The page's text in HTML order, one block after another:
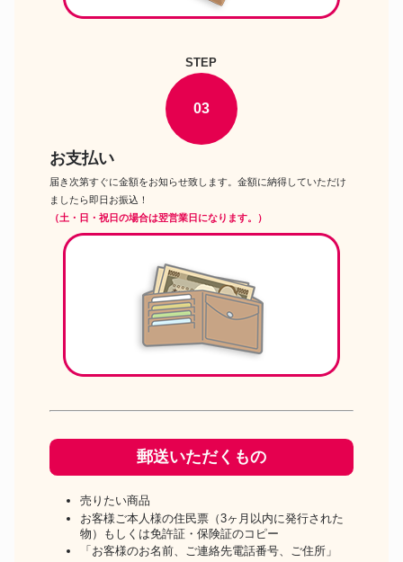
STEP
03
お支払い
届き次第すぐに金額をお知らせ致します。金額に納得していただけ
ましたら即日お振込！
（土・日・祝日の場合は翌営業日になります。）
郵送いただくもの
売りたい商品
お客様ご本人様の住民票（3ヶ月以内に発行された
物）もしくは免許証・保険証のコピー
「お客様のお名前、ご連絡先電話番号、ご住所」